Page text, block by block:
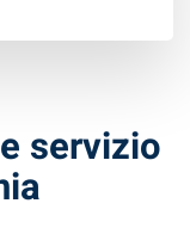
servizio